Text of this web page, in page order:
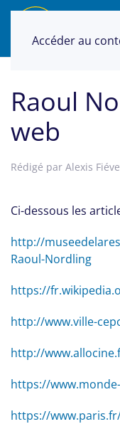
Accéder au
Raoul
web
Rédigé par Alexis
Ci-dessous les
http://
Raoul-Nordling
https://
http://www.ville-
http://
https://
https://